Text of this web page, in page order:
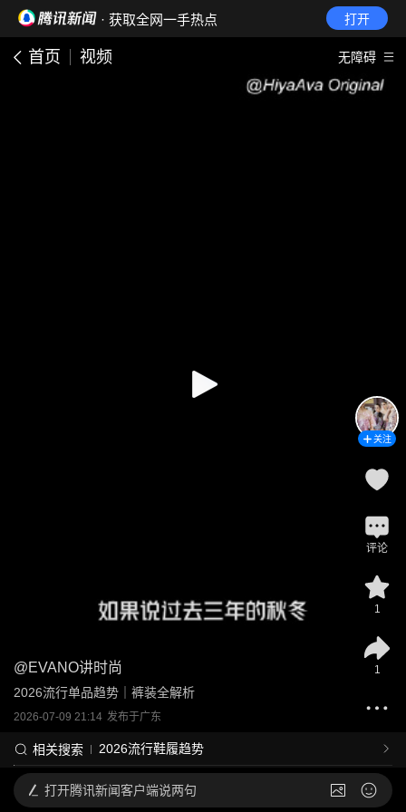
· 获取全网一手热点 打开
首页 视频 无障碍
@EVANO讲时尚
2026流行单品趋势｜裤装全解析
2026-07-09 21:14 发布于广东
相关搜索 2026流行鞋履趋势
关注
评论
1
1
打开腾讯新闻客户端说两句